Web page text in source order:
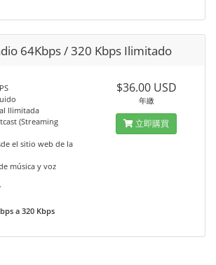
64Kbps / 320 Kbps Ilimitado
Ilimitada
(Streaming
el sitio web de la
música y voz
a 320 Kbps
$36.00 USD
年繳
立即購買